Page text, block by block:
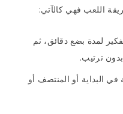
اللعب فهي كالآتي:
لمدة بضع دقائق، ثم
ترتيب.
البداية أو المنتصف أو